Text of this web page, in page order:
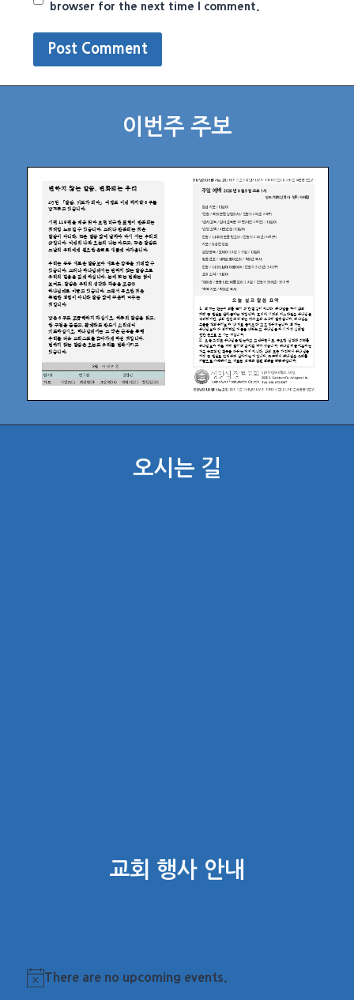
browser for the next time I comment.
이번주 주보
오시는 길
교회 행사 안내
Notice
There are no upcoming events.